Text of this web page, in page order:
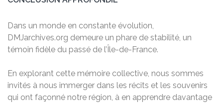
Dans un monde en constante évolution,
DMJarchives.org demeure un phare de stabilité, un
témoin fidèle du passé de l’Île-de-France.
En explorant cette mémoire collective, nous sommes
invités à nous immerger dans les récits et les souvenirs
qui ont façonné notre région, à en apprendre davantage